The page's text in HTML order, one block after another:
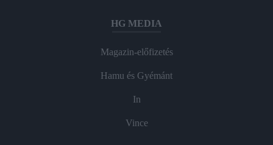
HG MEDIA
Magazin-előfizetés
Hamu és Gyémánt
In
Vince